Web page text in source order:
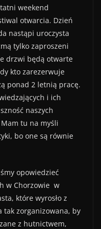
weekend
otwarcia. Dzień
nastąpi uroczysta
tylko zaproszeni
drzwi będą otwarte
kto zarezerwuje
ponad 2 letnią pracę.
i ich
naszych
tu na myśli
bo one są równie
opowiedzieć
w Chorzowie w
które wyrosło z
tak zorganizowana, by
z hutnictwem,